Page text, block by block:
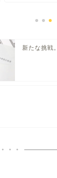
新たな挑戦。